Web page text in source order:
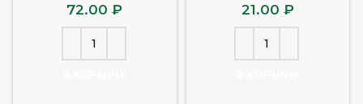
72.00₽ 21.00 ₽